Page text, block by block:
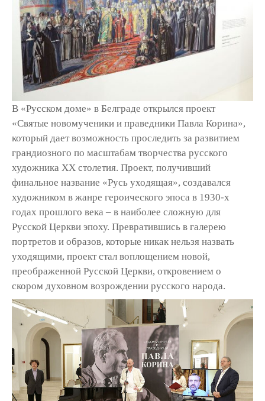
В «Русском доме» в Белграде открылся проект
«Святые новомученики и праведники Павла Корина»,
который дает возможность проследить за развитием
грандиозного по масштабам творчества русского
художника XX столетия. Проект, получивший
финальное название «Русь уходящая», создавался
художником в жанре героического эпоса в 1930-х
годах прошлого века – в наиболее сложную для
Русской Церкви эпоху. Превратившись в галерею
портретов и образов, которые никак нельзя назвать
уходящими, проект стал воплощением новой,
преображенной Русской Церкви, откровением о
скором духовном возрождении русского народа.